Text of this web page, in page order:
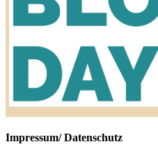
Impressum/ Datenschutz